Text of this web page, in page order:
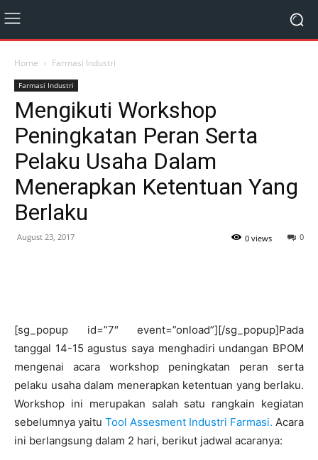
Home Farmasi Industri
Farmasi Industri
Mengikuti Workshop
Peningkatan Peran Serta
Pelaku Usaha Dalam
Menerapkan Ketentuan Yang
Berlaku
August 23, 2017 0
0 views
[sg_popup id=”7″ event=”onload”][/sg_popup]Pada
tanggal 14-15 agustus saya menghadiri undangan BPOM
mengenai acara workshop peningkatan peran serta
pelaku usaha dalam menerapkan ketentuan yang berlaku.
Workshop ini merupakan salah satu rangkain kegiatan
sebelumnya yaitu Tool Assesment Industri Farmasi. Acara
ini berlangsung dalam 2 hari, berikut jadwal acaranya: